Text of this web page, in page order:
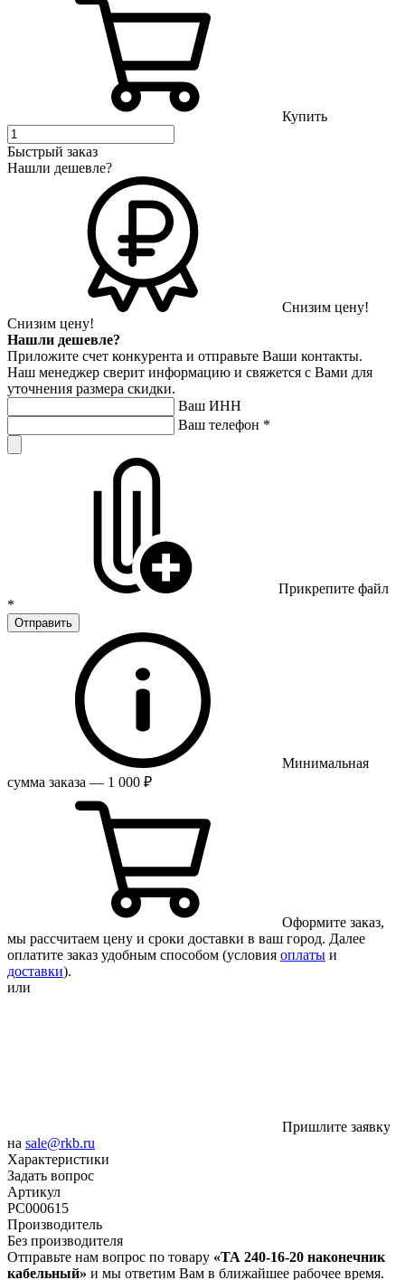
Купить
Быстрый заказ
Нашли дешевле?
Снизим цену!
Снизим цену!
Нашли дешевле?
Приложите счет конкурента и отправьте Ваши контакты.
Наш менеджер сверит информацию и свяжется с Вами для
уточнения размера скидки.
Ваш ИНН
Ваш телефон *
Прикрепите файл
*
Отправить
Минимальная
сумма заказа — 1 000 ₽
Оформите заказ,
мы рассчитаем цену и сроки доставки в ваш город. Далее
оплатите заказ удобным способом (условия оплаты и
доставки).
или
Пришлите заявку
на sale@rkb.ru
Характеристики
Задать вопрос
Артикул
РС000615
Производитель
Без производителя
Отправьте нам вопрос по товару «ТА 240-16-20 наконечник
кабельный» и мы ответим Вам в ближайшее рабочее время.